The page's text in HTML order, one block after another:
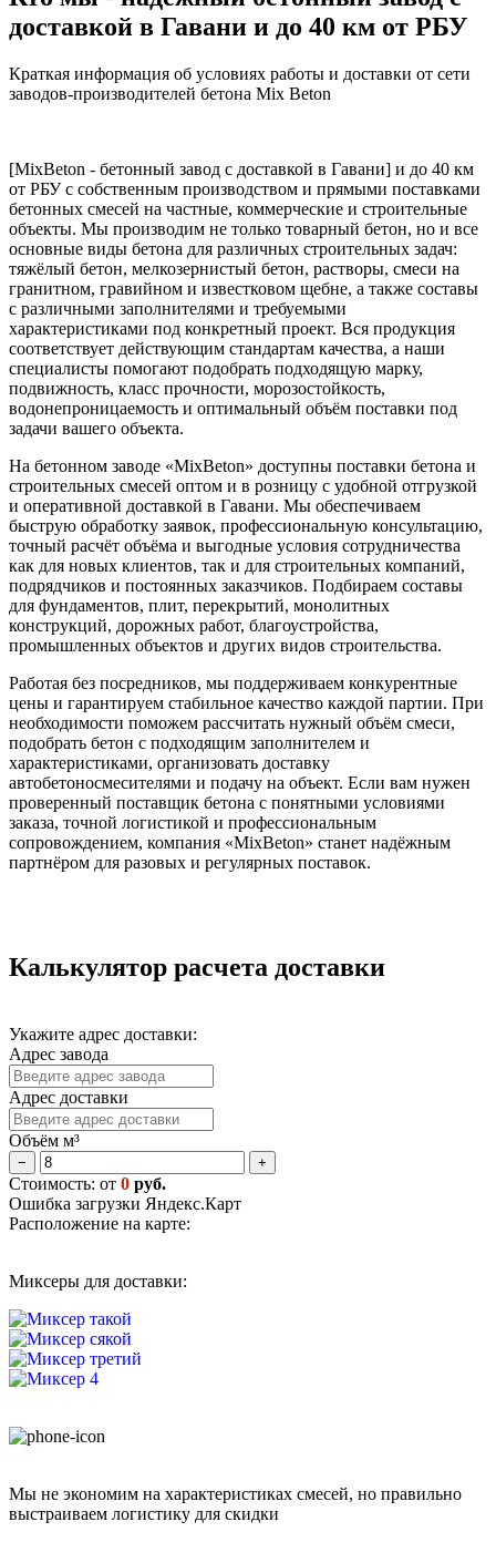
доставкой в Гавани и до 40 км от РБУ
Краткая информация об условиях работы и доставки от сети
заводов-производителей бетона Mix Beton
[MixBeton - бетонный завод с доставкой в Гавани] и до 40 км
от РБУ с собственным производством и прямыми поставками
бетонных смесей на частные, коммерческие и строительные
объекты. Мы производим не только товарный бетон, но и все
основные виды бетона для различных строительных задач:
тяжёлый бетон, мелкозернистый бетон, растворы, смеси на
гранитном, гравийном и известковом щебне, а также составы
с различными заполнителями и требуемыми
характеристиками под конкретный проект. Вся продукция
соответствует действующим стандартам качества, а наши
специалисты помогают подобрать подходящую марку,
подвижность, класс прочности, морозостойкость,
водонепроницаемость и оптимальный объём поставки под
задачи вашего объекта.
На бетонном заводе «MixBeton» доступны поставки бетона и
строительных смесей оптом и в розницу с удобной отгрузкой
и оперативной доставкой в Гавани. Мы обеспечиваем
быструю обработку заявок, профессиональную консультацию,
точный расчёт объёма и выгодные условия сотрудничества
как для новых клиентов, так и для строительных компаний,
подрядчиков и постоянных заказчиков. Подбираем составы
для фундаментов, плит, перекрытий, монолитных
конструкций, дорожных работ, благоустройства,
промышленных объектов и других видов строительства.
Работая без посредников, мы поддерживаем конкурентные
цены и гарантируем стабильное качество каждой партии. При
необходимости поможем рассчитать нужный объём смеси,
подобрать бетон с подходящим заполнителем и
характеристиками, организовать доставку
автобетоносмесителями и подачу на объект. Если вам нужен
проверенный поставщик бетона с понятными условиями
заказа, точной логистикой и профессиональным
сопровождением, компания «MixBeton» станет надёжным
партнёром для разовых и регулярных поставок.
Калькулятор расчета доставки
Укажите адрес доставки:
Адрес завода
Адрес доставки
Объём м³
− +
Стоимость: от 0 руб.
Ошибка загрузки Яндекс.Карт
Расположение на карте:
Миксеры для доставки:
Мы не экономим на характеристиках смесей, но правильно
выстраиваем логистику для скидки